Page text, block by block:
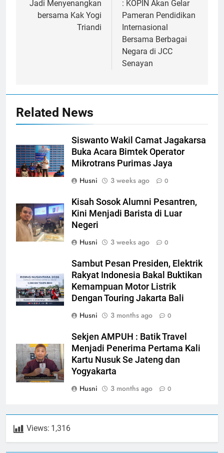
Jadi Menyenangkan
bersama Kak Yogi
Triandi
: KOPIN Akan Gelar
Pameran Pendidikan
Internasional
Bersama Berbagai
Negara di JCC
Senayan
Related News
Siswanto Wakil Camat Jagakarsa
Buka Acara Bimtek Operator
Mikrotrans Purimas Jaya
Husni
3 weeks ago 0
Kisah Sosok Alumni Pesantren,
Kini Menjadi Barista di Luar
Negeri
Husni
3 weeks ago 0
Sambut Pesan Presiden, Elektrik
Rakyat Indonesia Bakal Buktikan
Kemampuan Motor Listrik
Dengan Touring Jakarta Bali
Husni
3 months ago 0
Sekjen AMPUH : Batik Travel
Menjadi Penerima Pertama Kali
Kartu Nusuk Se Jateng dan
Yogyakarta
Husni
3 months ago 0
Views: 1,316